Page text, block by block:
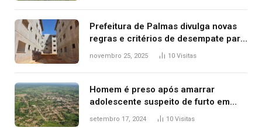
Prefeitura de Palmas divulga novas
regras e critérios de desempate para
seleção de famílias no Minha Casa,
novembro 25, 2025 10 Visitas
Homem é preso após amarrar
adolescente suspeito de furto em
estaca de cerca e agredi-lo
setembro 17, 2024 10 Visitas